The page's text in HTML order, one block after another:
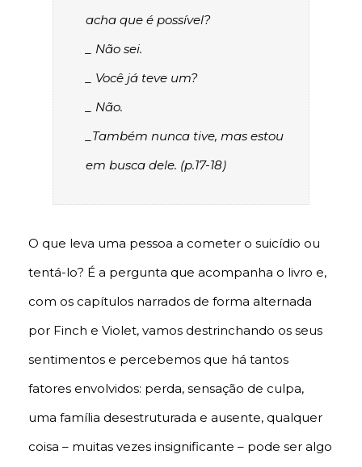
acha que é possível?
_ Não sei.
_ Você já teve um?
_ Não.
_Também nunca tive, mas estou
em busca dele. (p.17-18)
O que leva uma pessoa a cometer o suicídio ou
tentá-lo? É a pergunta que acompanha o livro e,
com os capítulos narrados de forma alternada
por Finch e Violet, vamos destrinchando os seus
sentimentos e percebemos que há tantos
fatores envolvidos: perda, sensação de culpa,
uma família desestruturada e ausente, qualquer
coisa – muitas vezes insignificante – pode ser algo